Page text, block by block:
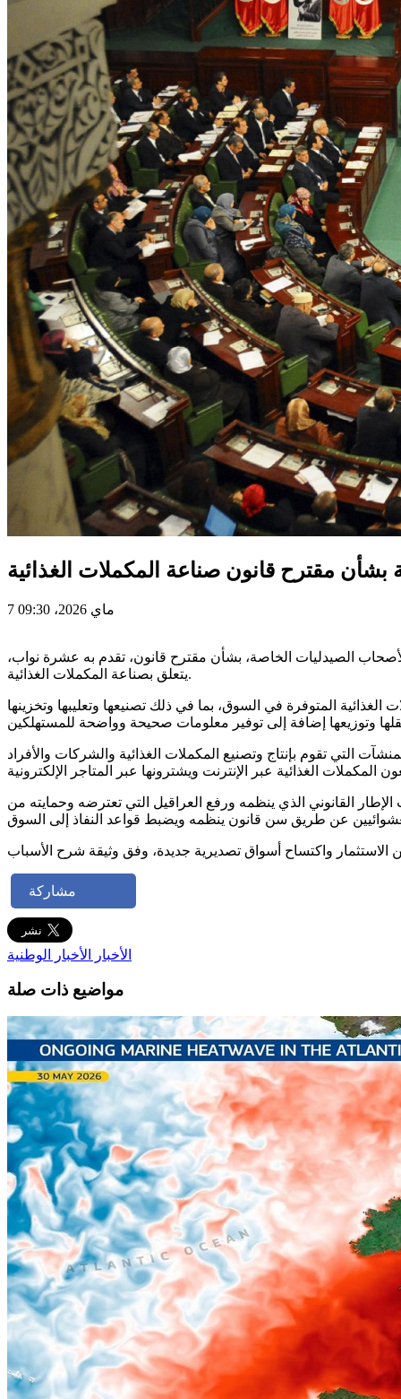
مقترح قانون صناعة المكملات الغذائية
7 ماي 2026، 09:30
الصيدليات الخاصة، بشأن مقترح قانون، تقدم به عشرة نواب،
يتعلق بصناعة المكملات الغذائية.
المتوفرة في السوق، بما في ذلك تصنيعها وتعليبها وتخزينها
الشركات والمنشآت التي تقوم بإنتاج وتصنيع المكملات الغذائية والشركات والأفراد
القانوني الذي ينظمه ورفع العراقيل التي تعترضه وحمايته من
مشاركة
الأخبار الأخبار الوطنية
مواضيع ذات صلة